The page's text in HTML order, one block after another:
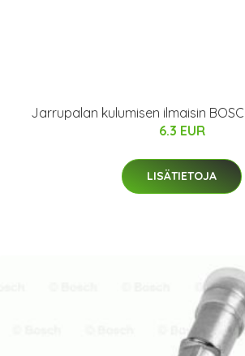
Jarrupalan kulumisen ilmaisin
6.3 EUR
LISÄTIETOJA